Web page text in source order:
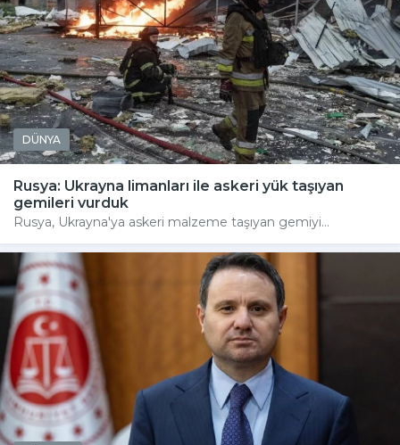
DÜNYA
Rusya: Ukrayna limanları ile askeri yük taşıyan
gemileri vurduk
Rusya, Ukrayna'ya askeri malzeme taşıyan gemiyi...